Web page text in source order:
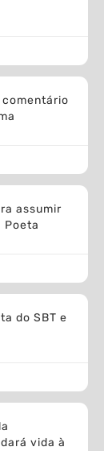
assumir
Poeta
do SBT e
vida à